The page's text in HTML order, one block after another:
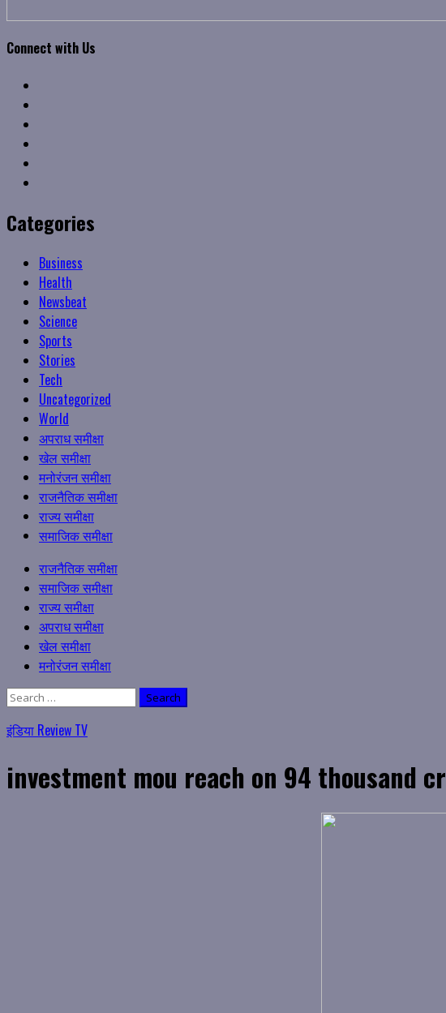
Connect with Us
Categories
Business
Health
Newsbeat
Science
Sports
Stories
Tech
Uncategorized
World
अपराध समीक्षा
खेल समीक्षा
मनोरंजन समीक्षा
राजनैतिक समीक्षा
राज्य समीक्षा
समाजिक समीक्षा
Primary
Menu
राजनैतिक समीक्षा
समाजिक समीक्षा
राज्य समीक्षा
अपराध समीक्षा
खेल समीक्षा
मनोरंजन समीक्षा
Search
इंडिया Review TV
investment mou reach on 94 thousand cr